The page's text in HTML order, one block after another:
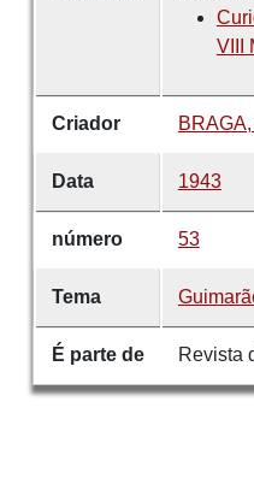
VIII
Criador
Data 1943
número 53
Tema
É parte de Revista